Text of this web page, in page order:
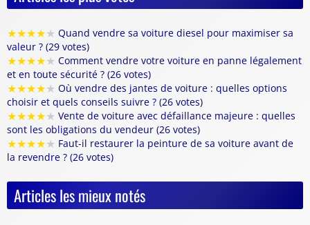
★★★★★ Quand vendre sa voiture diesel pour maximiser sa
valeur ? (29 votes)
★★★★★ Comment vendre votre voiture en panne légalement
et en toute sécurité ? (26 votes)
★★★★★ Où vendre des jantes de voiture : quelles options
choisir et quels conseils suivre ? (26 votes)
★★★★★ Vente de voiture avec défaillance majeure : quelles
sont les obligations du vendeur (26 votes)
★★★★★ Faut-il restaurer la peinture de sa voiture avant de
la revendre ? (26 votes)
Articles les mieux notés